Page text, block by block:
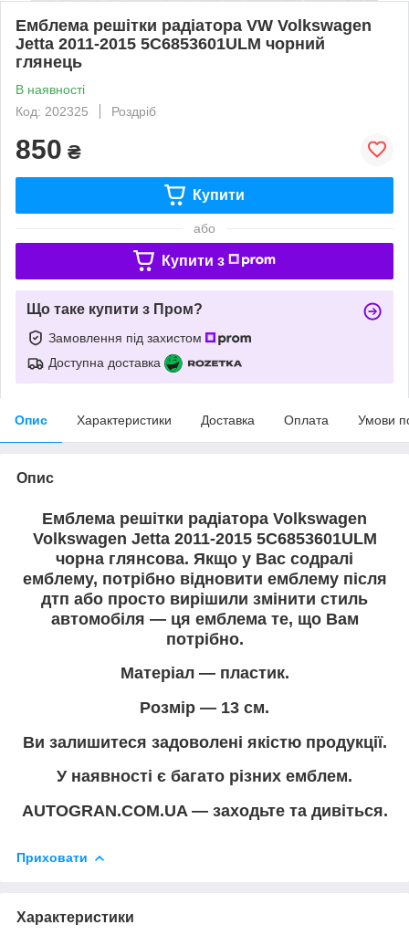
Емблема решітки радіатора VW Volkswagen
Jetta 2011-2015 5C6853601ULM чорний
глянець
В наявності
Код: 202325
Роздріб
850 ₴
Купити
або
Купити з
Що таке купити з Пром?
Замовлення під захистом
Доступна доставка
Опис Характеристики Доставка Оплата Умови
Опис
Емблема решітки радіатора Volkswagen
Volkswagen Jetta 2011-2015 5C6853601ULM
чорна глянсова. Якщо у Вас содралі
емблему, потрібно відновити емблему після
дтп або просто вирішили змінити стиль
автомобіля — ця емблема те, що Вам
потрібно.
Матеріал — пластик.
Розмір — 13 см.
Ви залишитеся задоволені якістю продукції.
У наявності є багато різних емблем.
AUTOGRAN.COM.UA — заходьте та дивіться.
Приховати
Характеристики